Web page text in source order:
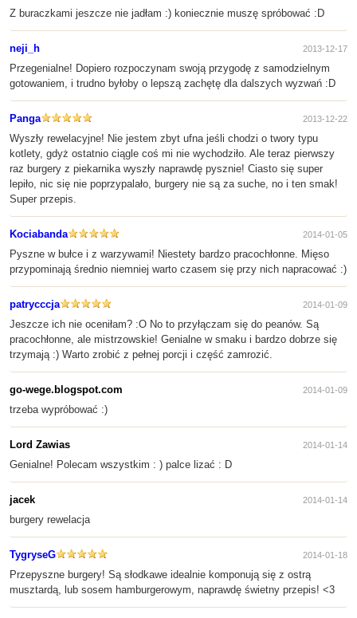
Z buraczkami jeszcze nie jadłam :) koniecznie muszę spróbować :D
neji_h 2013-12-17
Przegenialne! Dopiero rozpoczynam swoją przygodę z samodzielnym
gotowaniem, i trudno byłoby o lepszą zachętę dla dalszych wyzwań :D
Panga 2013-12-22
Wyszły rewelacyjne! Nie jestem zbyt ufna jeśli chodzi o twory typu
kotlety, gdyż ostatnio ciągle coś mi nie wychodziło. Ale teraz pierwszy
raz burgery z piekarnika wyszły naprawdę pysznie! Ciasto się super
lepiło, nic się nie poprzypalało, burgery nie są za suche, no i ten smak!
Super przepis.
Kociabanda 2014-01-05
Pyszne w bułce i z warzywami! Niestety bardzo pracochłonne. Mięso
przypominają średnio niemniej warto czasem się przy nich napracować :)
patrycccja 2014-01-09
Jeszcze ich nie oceniłam? :O No to przyłączam się do peanów. Są
pracochłonne, ale mistrzowskie! Genialne w smaku i bardzo dobrze się
trzymają :) Warto zrobić z pełnej porcji i część zamrozić.
go-wege.blogspot.com 2014-01-09
trzeba wypróbować :)
Lord Zawias 2014-01-14
Genialne! Polecam wszystkim : ) palce lizać : D
jacek 2014-01-14
burgery rewelacja
TygryseG 2014-01-18
Przepyszne burgery! Są słodkawe idealnie komponują się z ostrą
musztardą, lub sosem hamburgerowym, naprawdę świetny przepis! <3